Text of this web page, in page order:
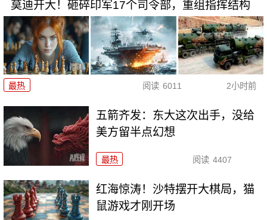
莫迪开大！砸碎印军17个司令部，重组指挥结构
最热 阅读 6011 2小时前
五箭齐发：东大这次出手，没给
美方留半点幻想
最热 阅读 4407
红海惊涛！沙特摆开大棋局，猫
鼠游戏才刚开场